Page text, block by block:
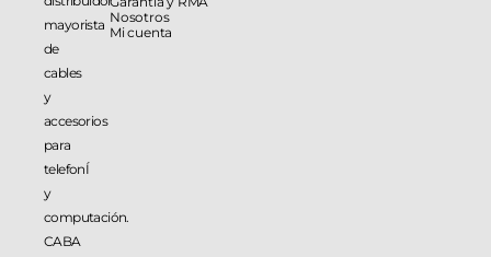
mayorista
de
cables
y
accesorios
para
telefonÍ
y
computación.
CABA
Nosotros
Mi cuenta